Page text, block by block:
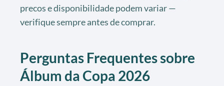
precos e disponibilidade podem variar —
verifique sempre antes de comprar.
Perguntas Frequentes sobre
Álbum da Copa 2026